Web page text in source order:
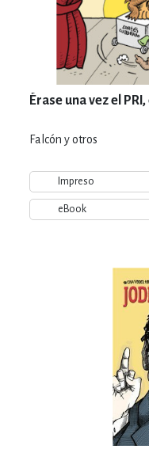
Érase una vez el
Falcón y otros
Impreso
eBook